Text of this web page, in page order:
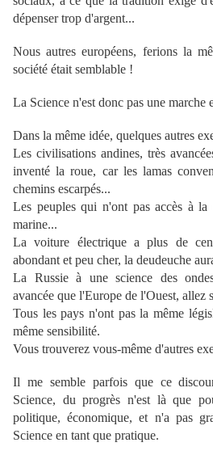
dépenser trop d'argent...
Nous autres européens, ferions la
société était semblable !
La Science n'est donc pas une marche
Dans la même idée, quelques autres
Les civilisations andines, très
inventé la roue, car les lamas
chemins escarpés...
Les peuples qui n'ont pas accès à la
marine...
La voiture électrique a plus de
abondant et peu cher, la deudeuche
La Russie à une science des
avancée que l'Europe de l'Ouest, allez
Tous les pays n'ont pas la même
même sensibilité.
Vous trouverez vous-même d'autres
Il me semble parfois que ce
Science, du progrès n'est là que
politique, économique, et n'a pas
Science en tant que pratique.